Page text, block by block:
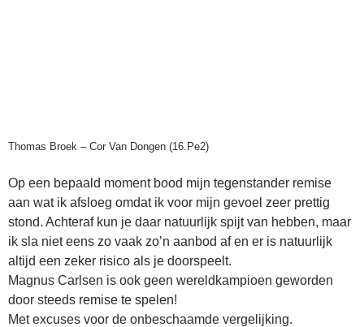
Thomas Broek – Cor Van Dongen (16.Pe2)
Op een bepaald moment bood mijn tegenstander remise
aan wat ik afsloeg omdat ik voor mijn gevoel zeer prettig
stond. Achteraf kun je daar natuurlijk spijt van hebben, maar
ik sla niet eens zo vaak zo’n aanbod af en er is natuurlijk
altijd een zeker risico als je doorspeelt.
Magnus Carlsen is ook geen wereldkampioen geworden
door steeds remise te spelen!
Met excuses voor de onbeschaamde vergelijking.